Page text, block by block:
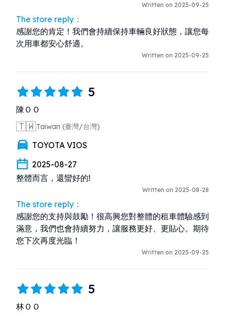
Written on 2025-09-25
The store reply：
感謝您的肯定！我們會持續保持車輛良好狀態，讓您每
次用車都安心舒適。
Written on 2025-09-25
5
陳ＯＯ
🇹🇼Taiwan (臺灣/台灣)
TOYOTA VIOS
2025-08-27
整體而言，還蠻好的!
Written on 2025-08-28
The store reply：
感謝您的支持與鼓勵！很高興您對整體的租車體驗感到
滿意，我們也會持續努力，讓服務更好、更貼心。期待
您下次再度光臨！
Written on 2025-09-25
5
林ＯＯ